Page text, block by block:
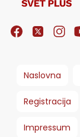
Naslovna
Registracija
Impressum